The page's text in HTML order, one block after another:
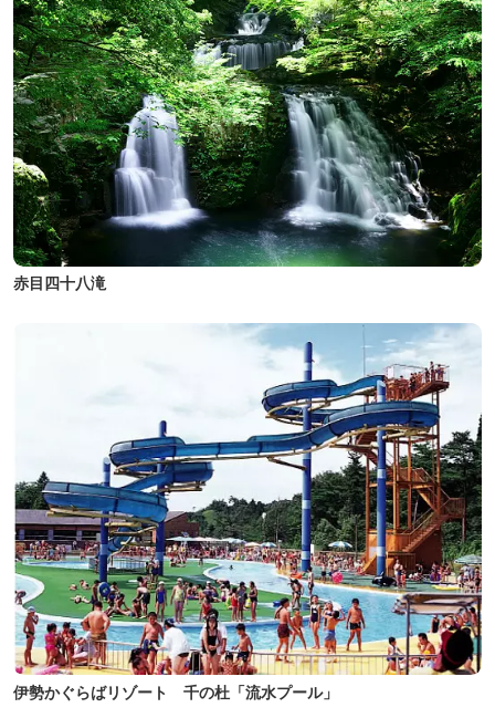
赤目四十八滝
伊勢かぐらばリゾート 千の杜「流水プール」